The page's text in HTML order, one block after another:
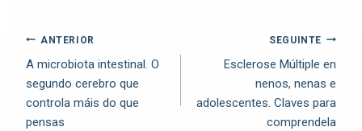
ANTERIOR
A microbiota intestinal. O
segundo cerebro que
controla máis do que
pensas
SEGUINTE
Esclerose Múltiple en
nenos, nenas e
adolescentes. Claves para
comprendela